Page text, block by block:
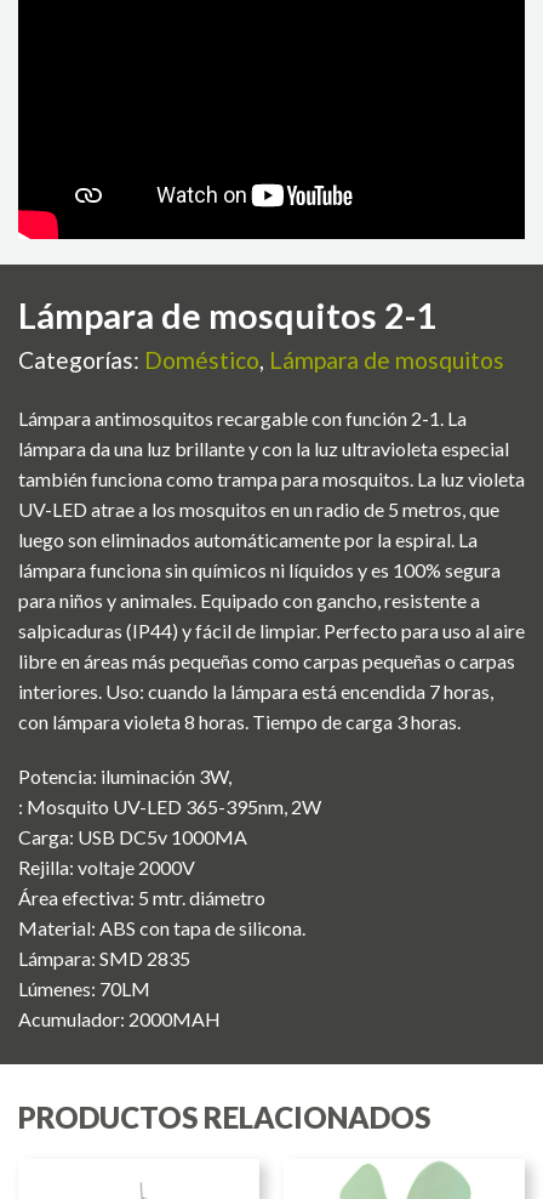
Lámpara de mosquitos 2-1
Categorías: Doméstico Lámpara de mosquitos
Lámpara antimosquitos recargable con función 2-1. La
lámpara da una luz brillante y con la luz ultravioleta especial
también funciona como trampa para mosquitos. La luz violeta
UV-LED atrae a los mosquitos en un radio de 5 metros, que
luego son eliminados automáticamente por la espiral. La
lámpara funciona sin químicos ni líquidos y es 100% segura
para niños y animales. Equipado con gancho, resistente a
salpicaduras (IP44) y fácil de limpiar. Perfecto para uso al aire
libre en áreas más pequeñas como carpas pequeñas o carpas
interiores. Uso: cuando la lámpara está encendida 7 horas,
con lámpara violeta 8 horas. Tiempo de carga 3 horas.
Potencia: iluminación 3W,
: Mosquito UV-LED 365-395nm, 2W
Carga: USB DC5v 1000MA
Rejilla: voltaje 2000V
Área efectiva: 5 mtr. diámetro
Material: ABS con tapa de silicona.
Lámpara: SMD 2835
Lúmenes: 70LM
Acumulador: 2000MAH
PRODUCTOS RELACIONADOS